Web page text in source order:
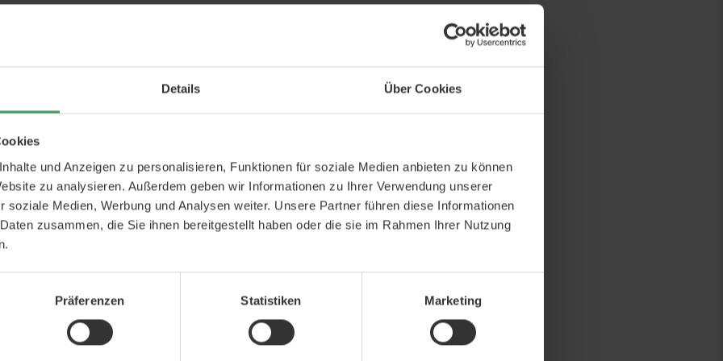
Details Über Cookies
und Anzeigen zu personalisieren, Funktionen für soziale Medien anbieten zu können
zu analysieren. Außerdem geben wir Informationen zu Ihrer Verwendung unserer
soziale Medien, Werbung und Analysen weiter. Unsere Partner führen diese Informationen
zusammen, die Sie ihnen bereitgestellt haben oder die sie im Rahmen Ihrer Nutzung
Präferenzen Statistiken Marketing